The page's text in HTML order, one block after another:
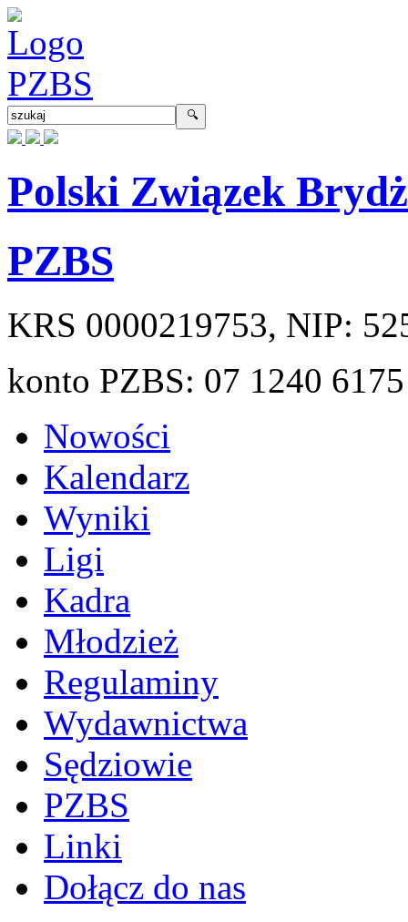
Polski Związek
PZBS
KRS 0000219753, NIP:
konto PZBS: 07 1240
Nowości
Kalendarz
Wyniki
Ligi
Kadra
Młodzież
Regulaminy
Wydawnictwa
Sędziowie
PZBS
Linki
Dołącz do nas